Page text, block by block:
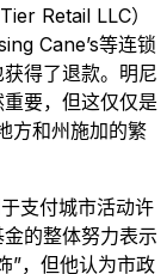
Retail LLC）
Cane’s等连锁
得了退款。明尼
要，但这仅仅是
方和州施加的繁
支付城市活动许
的整体努力表示
”，但他认为市政